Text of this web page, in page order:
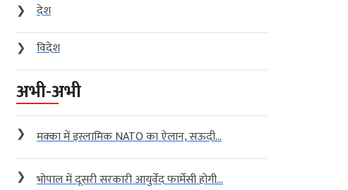
❯
देश
❯
विदेश
अभी-अभी
❯ मक्का में इस्लामिक NATO का ऐलान, सऊदी...
❯ भोपाल में दूसरी सरकारी आयुर्वेद फार्मेसी होगी...